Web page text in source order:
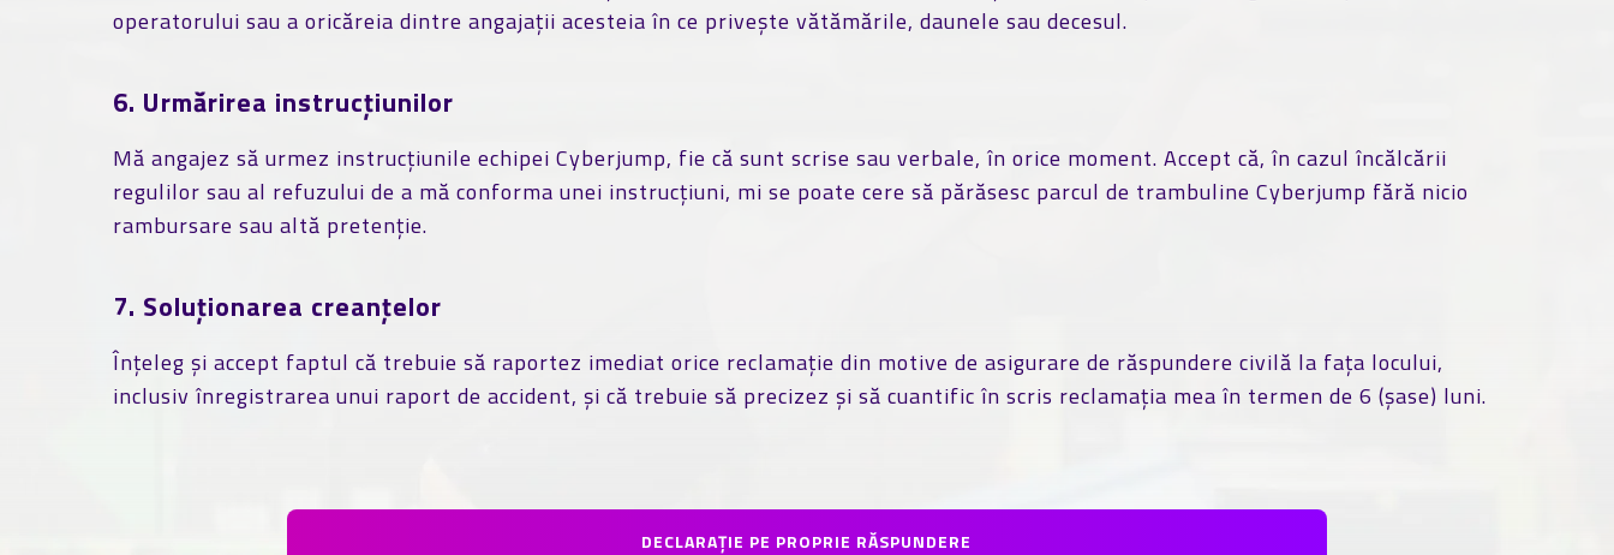
operatorului sau a oricăreia dintre angajații acesteia în ce privește vătămările, daunele sau decesul.
6. Urmărirea instrucțiunilor
Mă angajez să urmez instrucțiunile echipei Cyberjump, fie că sunt scrise sau verbale, în orice moment. Accept că, în cazul încălcării
regulilor sau al refuzului de a mă conforma unei instrucțiuni, mi se poate cere să părăsesc parcul de trambuline Cyberjump fără nicio
rambursare sau altă pretenție.
7. Soluționarea creanțelor
Înțeleg și accept faptul că trebuie să raportez imediat orice reclamație din motive de asigurare de răspundere civilă la fața locului,
inclusiv înregistrarea unui raport de accident, și că trebuie să precizez și să cuantific în scris reclamația mea în termen de 6 (șase) luni.
DECLARAȚIE PE PROPRIE RĂSPUNDERE